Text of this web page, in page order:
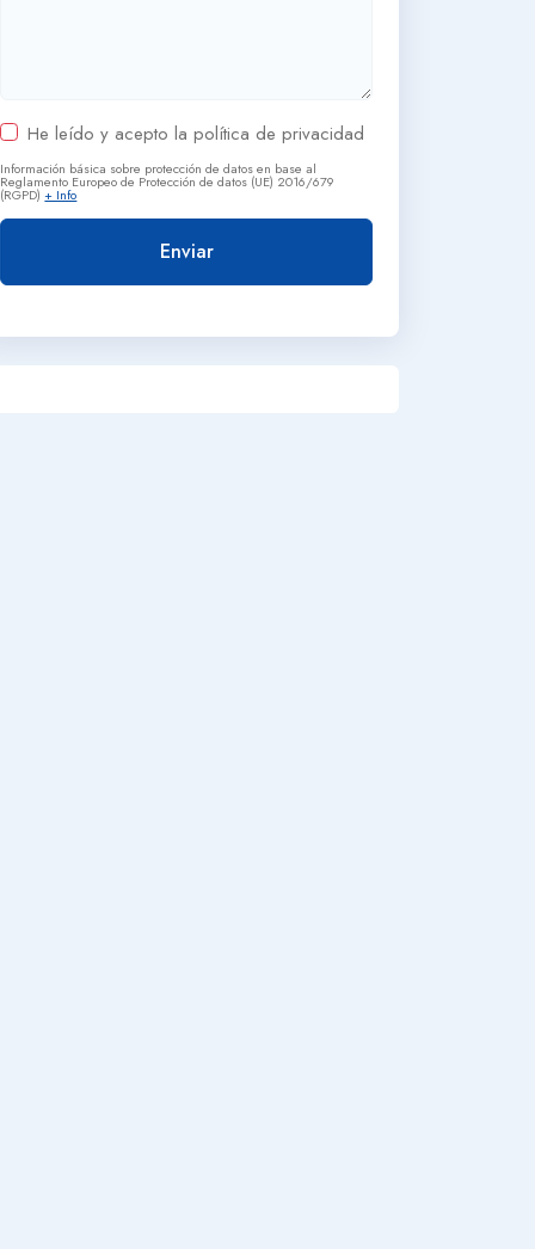
He leído y acepto la política de privacidad
Información básica sobre protección de datos en base al
Reglamento Europeo de Protección de datos (UE) 2016/679
(RGPD)+ Info